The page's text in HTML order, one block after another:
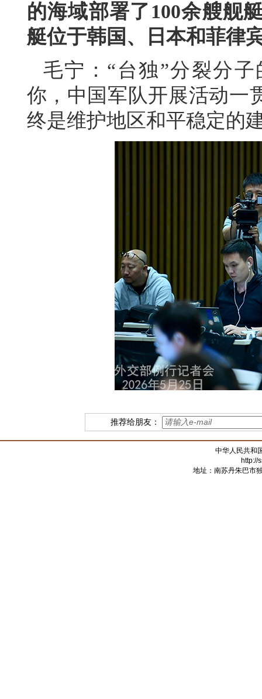
的海域部署了100余艘舰
艇位于韩国、日本和菲律
毛宁：“台独”分裂分
你，中国军队开展活动一
终是维护地区和平稳定的
推荐给朋友：
中华人民共和
http://
地址：南苏丹朱巴市